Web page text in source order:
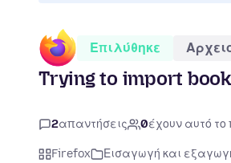
Επιλύθηκε
Trying to import
2απαντήσεις 0έχουν αυτό
Firefox Εισαγωγή και